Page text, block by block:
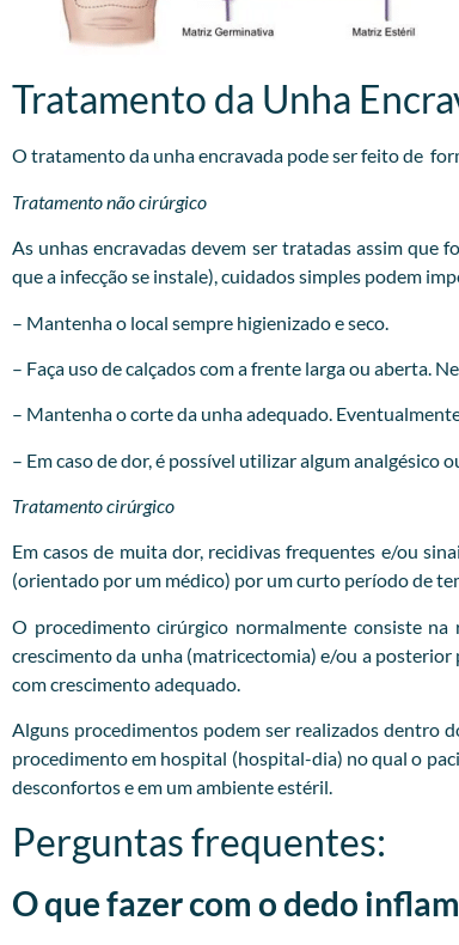
Tratamento da Unha
O tratamento da unha encravada pode ser feito de
Tratamento não cirúrgico
As unhas encravadas devem ser tratadas assim que
que a infecção se instale), cuidados simples podem
– Mantenha o local sempre higienizado e seco.
– Faça uso de calçados com a frente larga ou aberta.
– Mantenha o corte da unha adequado.
– Em caso de dor, é possível utilizar algum
Tratamento cirúrgico
Em casos de muita dor, recidivas frequentes e/ou
(orientado por um médico) por um curto período de
O procedimento cirúrgico normalmente consiste na
crescimento da unha (matricectomia) e/ou a
com crescimento adequado.
Alguns procedimentos podem ser realizados dentro
procedimento em hospital (hospital-dia) no qual o
desconfortos e em um ambiente estéril.
Perguntas frequentes:
O que fazer com o dedo